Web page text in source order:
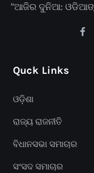
“ଆଜିର ଦୁନିଆ:
Quck Links
ଓଡ଼ିଶା
ରାଜ୍ୟ ରାଜନୀତି
ବିଧାନସଭା ସମାଚାର
ସଂସଦ ସମାଚାର